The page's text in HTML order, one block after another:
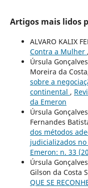
Artigos mais lidos
ALVARO KALIX
Contra a Mulher ,
Úrsula
Moreira da
sobre a
continental ,
da Emeron
Úrsula
Fernandes
dos métodos
judicializados
Emeron: n. 33
Úrsula
Gilson da Costa
QUE SE